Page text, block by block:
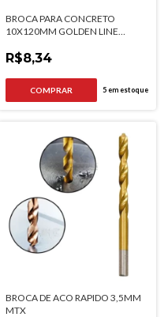
BROCA PARA CONCRETO
10X120MM GOLDEN LINE
R$8,34
5em estoque
BROCA DE ACO RAPIDO 3,5MM
MTX